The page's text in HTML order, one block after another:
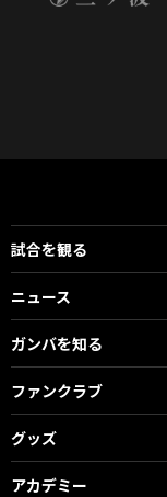
試合を観る
ニュース
ガンバを知る
ファンクラブ
グッズ
アカデミー